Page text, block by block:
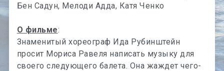
Бен Садун, Мелоди Адда, Катя Ченко
О фильме:
Знаменитый хореограф Ида Рубинштейн
просит Мориса Равеля написать музыку для
своего следующего балета. Она жаждет чего-